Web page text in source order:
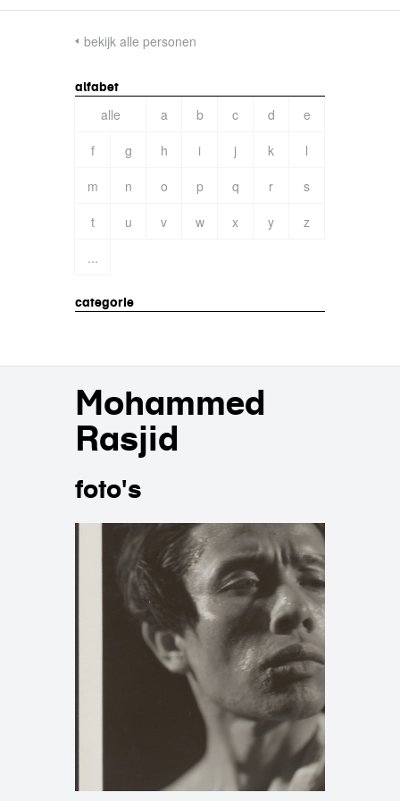
bekijk alle personen
alfabet
alle a b c d
e
f
g h i j k
l
m
n o p q r
s
t
u v w x y
z
...
categorie
Mohammed
Rasjid
foto's